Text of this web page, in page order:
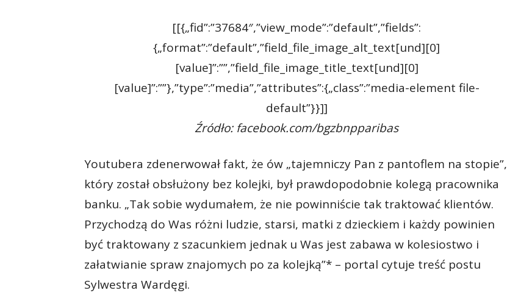
[[{„fid”:”37684″,”view_mode”:”default”,”fields”:
{„format”:”default”,”field_file_image_alt_text[und][0]
[value]”:””,”field_file_image_title_text[und][0]
[value]”:””},”type”:”media”,”attributes”:{„class”:”media-element file-
default”}}]]
Źródło: facebook.com/bgzbnpparibas
Youtubera zdenerwował fakt, że ów „tajemniczy Pan z pantoflem na stopie”,
który został obsłużony bez kolejki, był prawdopodobnie kolegą pracownika
banku. „Tak sobie wydumałem, że nie powinniście tak traktować klientów.
Przychodzą do Was różni ludzie, starsi, matki z dzieckiem i każdy powinien
być traktowany z szacunkiem jednak u Was jest zabawa w kolesiostwo i
załatwianie spraw znajomych po za kolejką”* – portal cytuje treść postu
Sylwestra Wardęgi.